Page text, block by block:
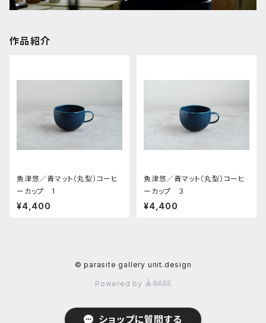
作品紹介
魚津悠／青マット（丸型）コーヒ
ーカップ 1
¥4,400
魚津悠／青マット（丸型）コーヒ
ーカップ 3
¥4,400
© parasite gallery unit.design
Powered by
ショップに質問する